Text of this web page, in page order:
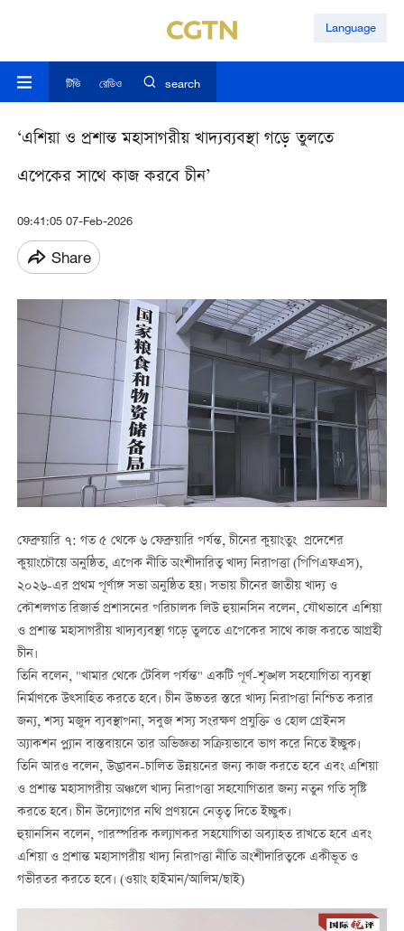
Language
টিভি রেডিও search
‘এশিয়া ও প্রশান্ত মহাসাগরীয় খাদ্যব্যবস্থা গড়ে তুলতে
এপেকের সাথে কাজ করবে চীন’
09:41:05 07-Feb-2026
Share
ফেব্রুয়ারি ৭: গত ৫ থেকে ৬ ফেব্রুয়ারি পর্যন্ত, চীনের কুয়াংতুং প্রদেশের
কুয়াংচৌয়ে অনুষ্ঠিত, এপেক নীতি অংশীদারিত্ব খাদ্য নিরাপত্তা (পিপিএফএস),
২০২৬-এর প্রথম পূর্ণাঙ্গ সভা অনুষ্ঠিত হয়। সভায় চীনের জাতীয় খাদ্য ও
কৌশলগত রিজার্ভ প্রশাসনের পরিচালক লিউ হুয়ানসিন বলেন, যৌথভাবে এশিয়া
ও প্রশান্ত মহাসাগরীয় খাদ্যব্যবস্থা গড়ে তুলতে এপেকের সাথে কাজ করতে আগ্রহী
চীন।
তিনি বলেন, "খামার থেকে টেবিল পর্যন্ত" একটি পূর্ণ-শৃঙ্খল সহযোগিতা ব্যবস্থা
নির্মাণকে উত্সাহিত করতে হবে। চীন উচ্চতর স্তরে খাদ্য নিরাপত্তা নিশ্চিত করার
জন্য, শস্য মজুদ ব্যবস্থাপনা, সবুজ শস্য সংরক্ষণ প্রযুক্তি ‌ও হোল গ্রেইনস
অ্যাকশন প্ল্যান বাস্তবায়নে তার অভিজ্ঞতা সক্রিয়ভাবে ভাগ করে নিতে ইচ্ছুক।
তিনি আরও বলেন, উদ্ভাবন-চালিত উন্নয়নের জন্য কাজ করতে হবে এবং এশিয়া
ও প্রশান্ত মহাসাগরীয় অঞ্চলে খাদ্য নিরাপত্তা সহযোগিতার জন্য নতুন গতি সৃষ্টি
করতে হবে। চীন উদ্যোগের নথি প্রণয়নে নেতৃত্ব দিতে ইচ্ছুক।
হুয়ানসিন বলেন, পারস্পরিক কল্যাণকর সহযোগিতা অব্যাহত রাখতে হবে এবং
এশিয়া ও প্রশান্ত মহাসাগরীয় খাদ্য নিরাপত্তা নীতি অংশীদারিত্বকে একীভূত ও
গভীরতর করতে হবে। (ওয়াং হাইমান/আলিম/ছাই)